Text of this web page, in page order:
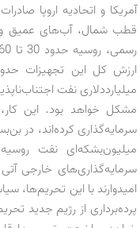
قطب شمال، آب‌های عمیق و
میلیارد‌دلاری نفت
میلیون‌بشکه‌ای نفت
سرمایه‌گذاری‌های خارجی
امیدوارند با این تحریم‌ها،
پرده‌برداری از رژیم جدید